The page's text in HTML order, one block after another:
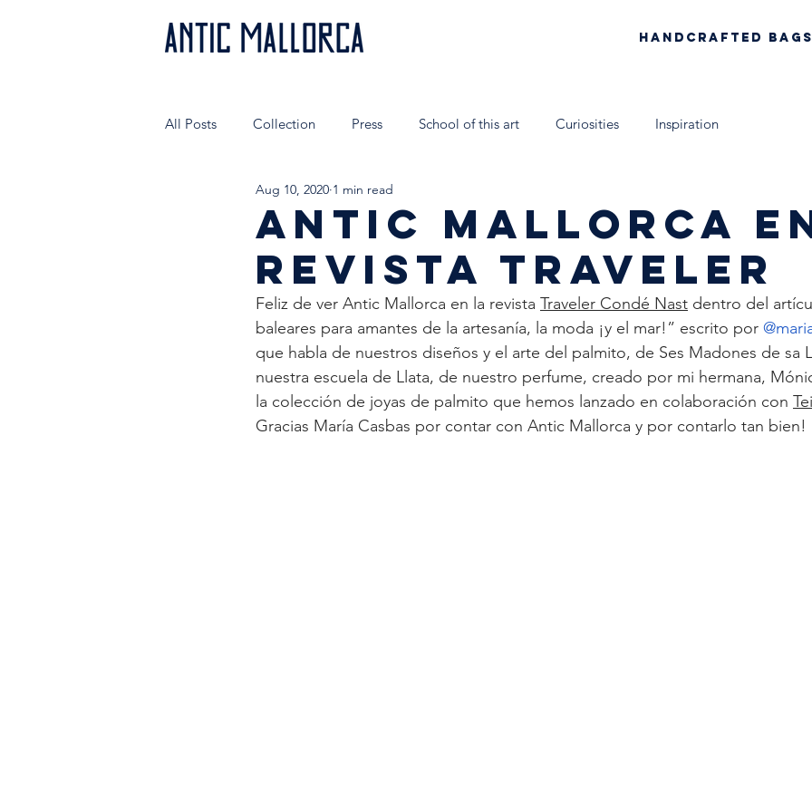
Handcrafted
All Posts Collection Press School of this art Curiosities Inspiration
Authentic people wear AnticMallorca
Very special shops Hecho en España Xtant 2021 La escuela artesana
ANTIC MALLORCA
REVISTA TRAVELER
Aug 10, 2020 1 min read
Feliz de ver Antic Mallorca en la revista Traveler Condé Nast dentro del
baleares para amantes de la artesanía, la moda ¡y el mar!” escrito por
que habla de nuestros diseños y el arte del palmito, de Ses Madones de sa
nuestra escuela de Llata, de nuestro perfume, creado por mi hermana,
la colección de joyas de palmito que hemos lanzado en colaboración con
Gracias María Casbas por contar con Antic Mallorca y por contarlo tan bien!